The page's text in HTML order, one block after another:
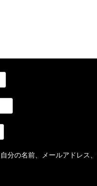
分の名前、メールアドレス、